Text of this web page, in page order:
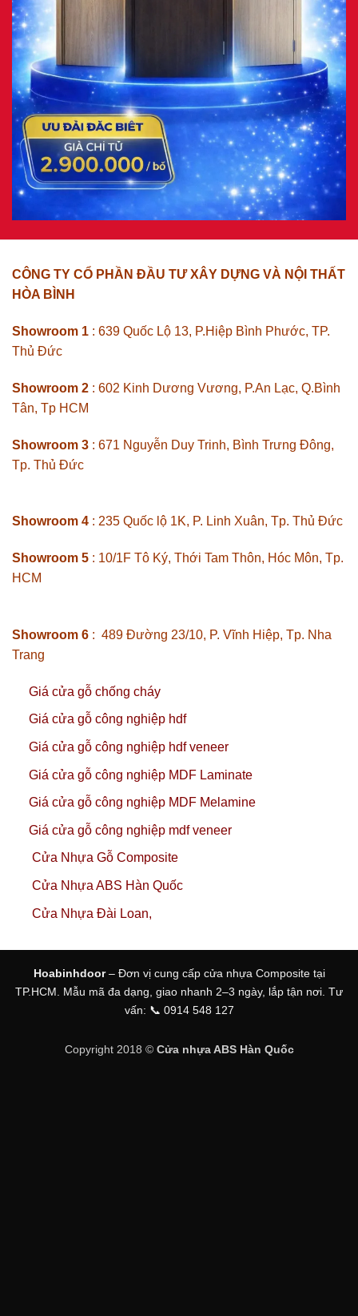
CÔNG TY CỔ PHẦN ĐẦU TƯ XÂY DỰNG VÀ NỘI THẤT
HÒA BÌNH
Showroom 1 : 639 Quốc Lộ 13, P.Hiệp Bình Phước, TP.
Thủ Đức
Showroom 2 : 602 Kinh Dương Vương, P.An Lạc, Q.Bình
Tân, Tp HCM
Showroom 3 : 671 Nguyễn Duy Trinh, Bình Trưng Đông,
Tp. Thủ Đức
Showroom 4 : 235 Quốc lộ 1K, P. Linh Xuân, Tp. Thủ Đức
Showroom 5 : 10/1F Tô Ký, Thới Tam Thôn, Hóc Môn, Tp.
HCM
Showroom 6 : 489 Đường 23/10, P. Vĩnh Hiệp, Tp. Nha
Trang
Giá cửa gỗ chống cháy
Giá cửa gỗ công nghiệp hdf
Giá cửa gỗ công nghiệp hdf veneer
Giá cửa gỗ công nghiệp MDF Laminate
Giá cửa gỗ công nghiệp MDF Melamine
Giá cửa gỗ công nghiệp mdf veneer
Cửa Nhựa Gỗ Composite
Cửa Nhựa ABS Hàn Quốc
Cửa Nhựa Đài Loan,
Hoabinhdoor– Đơn vị cung cấp cửa nhựa Composite tại
TP.HCM. Mẫu mã đa dạng, giao nhanh 2–3 ngày, lắp tận nơi. Tư
vấn: 📞 0914 548 127
Copyright 2018 © Cửa nhựa ABS Hàn Quốc